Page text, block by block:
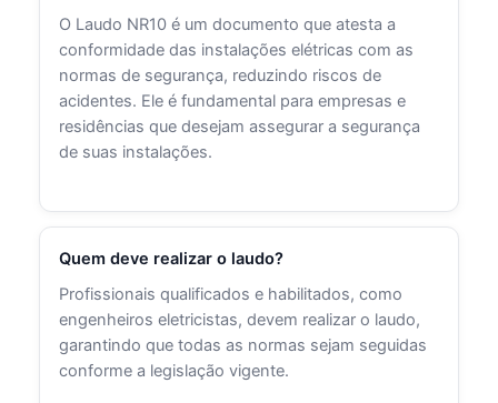
O Laudo NR10 é um documento que atesta a
conformidade das instalações elétricas com as
normas de segurança, reduzindo riscos de
acidentes. Ele é fundamental para empresas e
residências que desejam assegurar a segurança
de suas instalações.
Quem deve realizar o laudo?
Profissionais qualificados e habilitados, como
engenheiros eletricistas, devem realizar o laudo,
garantindo que todas as normas sejam seguidas
conforme a legislação vigente.